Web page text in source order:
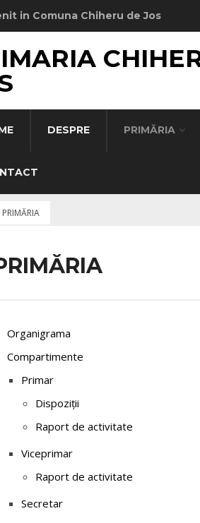
in Comuna Chiheru de Jos
DESPRE PRIMĂRIA
PRIMĂRIA
Organigrama
Compartimente
Primar
Dispoziții
Raport de activitate
Viceprimar
Raport de activitate
Secretar